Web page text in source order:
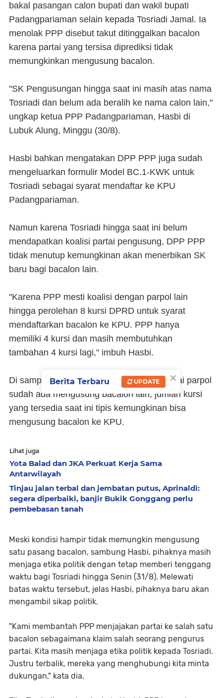
bakal pasangan calon bupati dan wakil bupati
Padangpariaman selain kepada Tosriadi Jamal. Ia
menolak PPP disebut takut ditinggalkan bacalon
karena partai yang tersisa diprediksi tidak
memungkinkan mengusung bacalon.
"SK Pengusungan hingga saat ini masih atas nama
Tosriadi dan belum ada beralih ke nama calon lain,"
ungkap ketua PPP Padangpariaman, Hasbi di
Lubuk Alung, Minggu (30/8).
Hasbi bahkan mengatakan DPP PPP juga sudah
mengeluarkan formulir Model BC.1-KWK untuk
Tosriadi sebagai syarat mendaftar ke KPU
Padangpariaman.
Namun karena Tosriadi hingga saat ini belum
mendapatkan koalisi partai pengusung, DPP PPP
tidak menutup kemungkinan akan menerbikan SK
baru bagi bacalon lain.
"Karena PPP mesti koalisi dengan parpol lain
hingga perolehan 8 kursi DPRD untuk syarat
mendaftarkan bacalon ke KPU. PPP hanya
memiliki 4 kursi dan masih membutuhkan
tambahan 4 kursi lagi," imbuh Hasbi.
Di samping itu menurutnya, karena berbagai parpol
sudah ada mengusung bacalon lain, jumlah kursi
yang tersedia saat ini tipis kemungkinan bisa
mengusung bacalon ke KPU.
Lihat juga
Yota Balad dan JKA Perkuat Kerja Sama
Antarwilayah
Tinjau jalan terbal dan jembatan putus, Aprinaldi:
segera diperbaiki, banjir Bukik Gonggang perlu
pembebasan tanah
Meski kondisi hampir tidak memungkin mengusung
satu pasang bacalon, sambung Hasbi, pihaknya masih
menjaga etika politik dengan tetap memberi tenggang
waktu bagi Tosriadi hingga Senin (31/8). Melewati
batas waktu tersebut, jelas Hasbi, pihaknya baru akan
mengambil sikap politik.
"Kami membantah PPP menjajakan partai ke salah satu
bacalon sebagaimana klaim salah seorang pengurus
partai. Kita masih menjaga etika politik kepada Tosriadi.
Justru terbalik, mereka yang menghubungi kita minta
dukungan," kata dia.
×
Berita Terbaru UPDATE